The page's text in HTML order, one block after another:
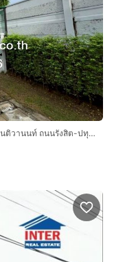
ทาวน์เฮ้าส์ 2 ชั้น 24.6 ตร.ว. หมู่บ้านพลีโน่รังสิต ถนนติวานนท์ ถนนรังสิต-ปทุมธานี เมืองปทุมธานี ปทุมธานี